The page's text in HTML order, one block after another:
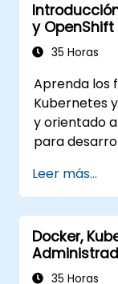
Heroku.
y OpenShift
35 Horas
Aprenda los
Kubernetes
y orientado
para
aprenderán
mediante
trabajo,
utilizar
aplicaciones
e híbridos.
Leer más...
Docker,
35 Horas